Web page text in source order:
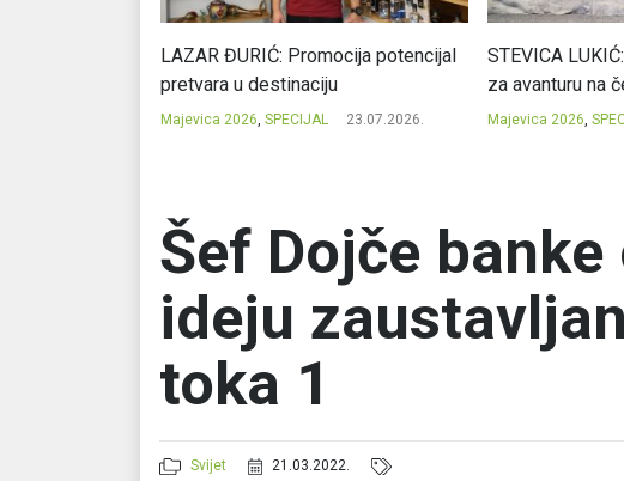
LAZAR ĐURIĆ: Promocija potencijal
pretvara u destinaciju
Majevica 2026, SPECIJAL 23.07.2026.
STEVICA
za avanturu na
Majevica 2026,
Šef Dojče
ideju
toka 1
Svijet 21.03.2022.